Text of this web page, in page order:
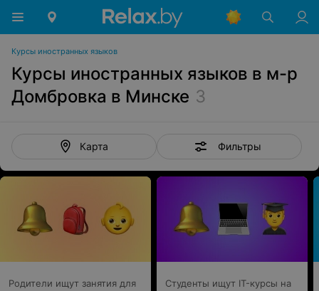
Курсы иностранных языков
Курсы иностранных языков в м-р
Домбровка в Минске 3
Карта Фильтры
Родители ищут занятия для
Студенты ищут IT-курсы на